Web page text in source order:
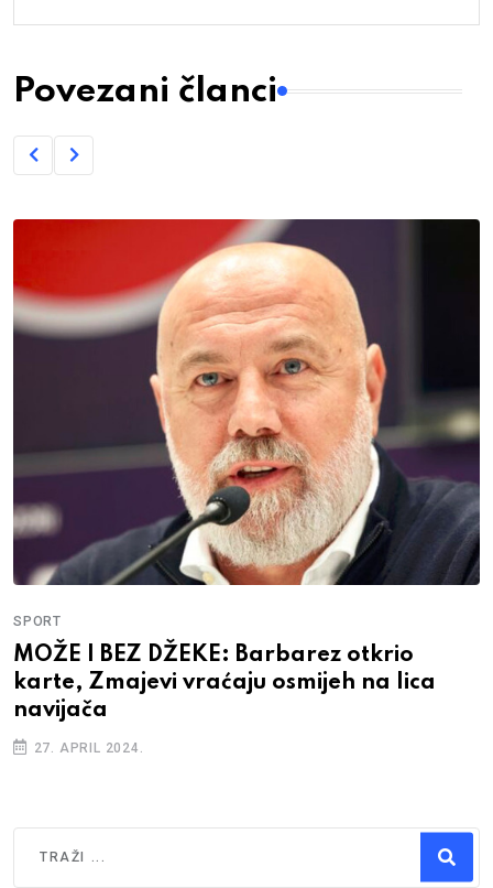
Povezani članci
SPORT
MOŽE I BEZ DŽEKE: Barbarez otkrio
karte, Zmajevi vraćaju osmijeh na lica
navijača
27. APRIL 2024.